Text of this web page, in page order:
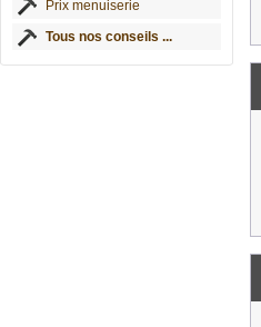
Prix menuiserie
Tous nos conseils ...